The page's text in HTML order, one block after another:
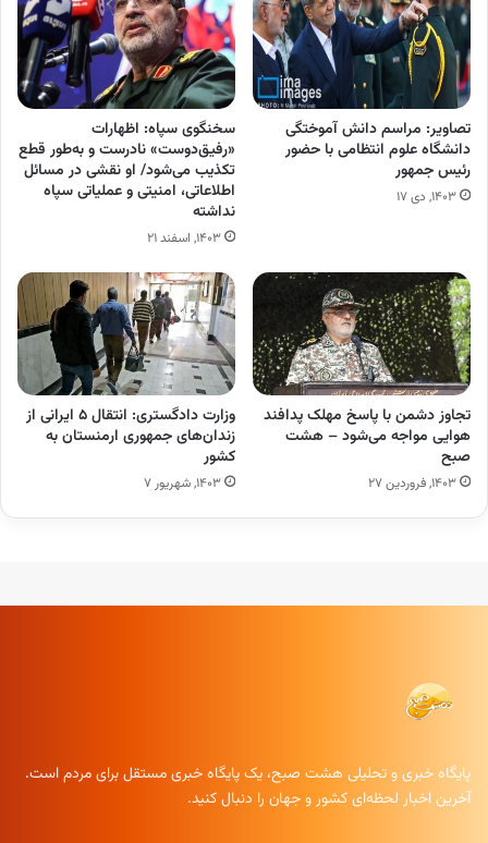
تصاویر: مراسم دانش آموختگی
دانشگاه علوم انتظامی با حضور
رئیس جمهور
۱۴۰۳, دی ۱۷
سخنگوی سپاه: اظهارات
«رفیق‌دوست» نادرست و به‌طور قطع
تکذیب می‌شود/ او نقشی در مسائل
اطلاعاتی، امنیتی و عملیاتی سپاه
نداشته
۱۴۰۳, اسفند ۲۱
تجاوز دشمن با پاسخ مهلک پدافند
هوایی مواجه می‌شود – هشت
صبح
۱۴۰۳, فروردین ۲۷
وزارت دادگستری: انتقال ۵ ایرانی از
زندان‌های جمهوری ارمنستان به
کشور
۱۴۰۳, شهریور ۷
پایگاه خبری و تحلیلی هشت صبح، یک پایگاه خبری مستقل برای مردم است.
آخرین اخبار لحظه‌ای کشور و جهان را دنبال کنید.